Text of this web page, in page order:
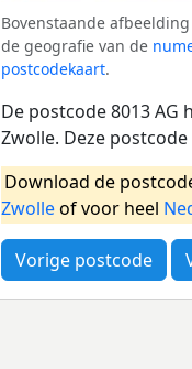
Bovenstaande
de geografie van de
postcodekaart.
De postcode 8013 AG
Zwolle. Deze
Download de
Zwolleof voor heel
Vorige postcode